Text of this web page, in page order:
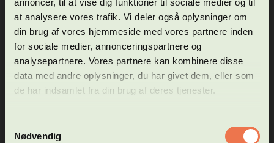
annoncer, til at vise dig funktioner til sociale medier og til
at analysere vores trafik. Vi deler også oplysninger om
din brug af vores hjemmeside med vores partnere inden
for sociale medier, annonceringspartnere og
analysepartnere. Vores partnere kan kombinere disse
data med andre oplysninger, du har givet dem, eller som
de har indsamlet fra din brug af deres tjenester.
Nødvendig
TIL SØGNING
Pris: DKK 150,00
Om faget
Du videreudvikler dine færdigheder i at forstå engelsk i skrift
engelsk.
Vigtig infowebshop
I denne webshop kan du se vores hold på følgende
uddannelsestyper:
* Forberedende voksenundervisning (FVU)
* Almen voksenuddannelse (AVU)
* Højere forberedelseseksamen (HF)